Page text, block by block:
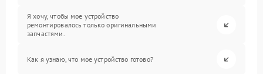
Я хочу, чтобы мое устройство
ремонтировалось только оригинальными
запчастями.
Как я узнаю, что мое устройство готово?